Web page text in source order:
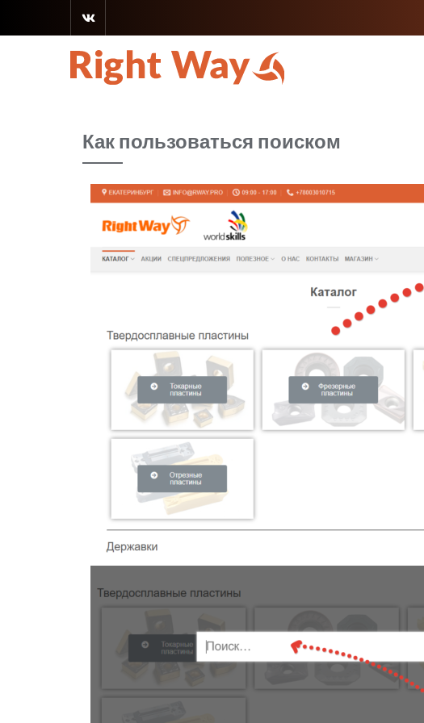
Как пользоваться поиском